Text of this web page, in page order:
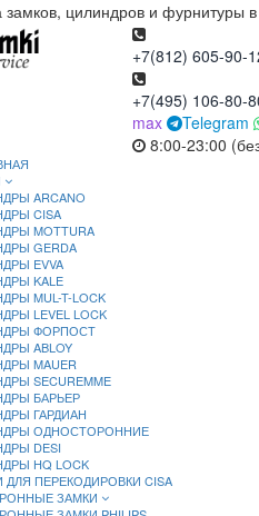
замков, цилиндров и фурнитуры
+7(812) 605-90-
+7(495) 106-80-
max Telegram
8:00-23:00
ARCANO
CISA
MOTTURA
GERDA
EVVA
KALE
MUL-T-LOCK
LEVEL LOCK
ФОРПОСТ
ABLOY
MAUER
SECUREMME
БАРЬЕР
ГАРДИАН
ОДНОСТОРОННИЕ
DESI
HQ LOCK
ДЛЯ ПЕРЕКОДИРОВКИ CISA
ЗАМКИ